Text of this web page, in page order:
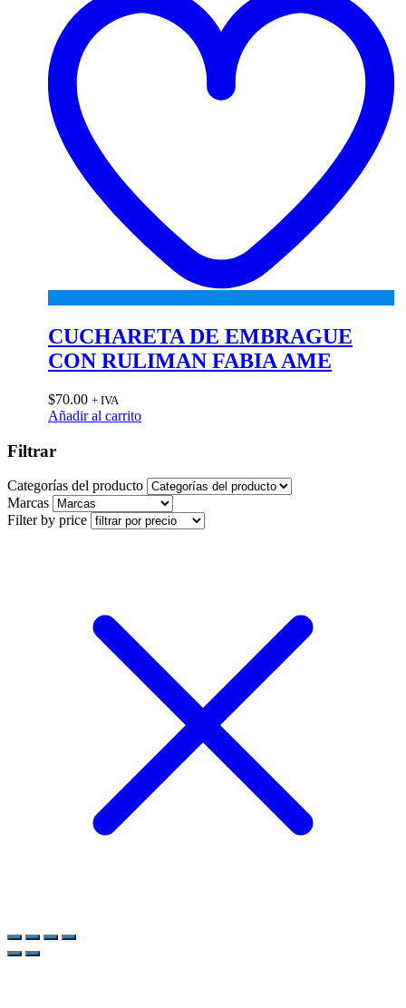
CUCHARETA DE EMBRAGUE
CON RULIMAN FABIA AME
$70.00 + IVA
Añadir al carrito
Filtrar
Categorías del producto
Marcas
Filter by price